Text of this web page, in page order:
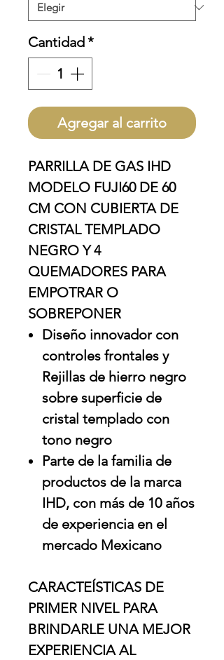
Cantidad*
Agregar al carrito
PARRILLA DE GAS IHD
MODELO FUJI60 DE 60
CM CON CUBIERTA DE
CRISTAL TEMPLADO
NEGRO Y 4
QUEMADORES PARA
EMPOTRAR O
SOBREPONER
Diseño innovador con
controles frontales y
Rejillas de hierro negro
sobre superficie de
cristal templado con
tono negro
Parte de la familia de
productos de la marca
IHD, con más de 10 años
de experiencia en el
mercado Mexicano
CARACTEÍSTICAS DE
PRIMER NIVEL PARA
BRINDARLE UNA MEJOR
EXPERIENCIA AL